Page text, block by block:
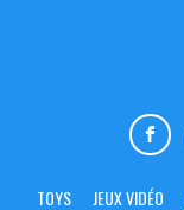
TOYS JEUX VIDÉO